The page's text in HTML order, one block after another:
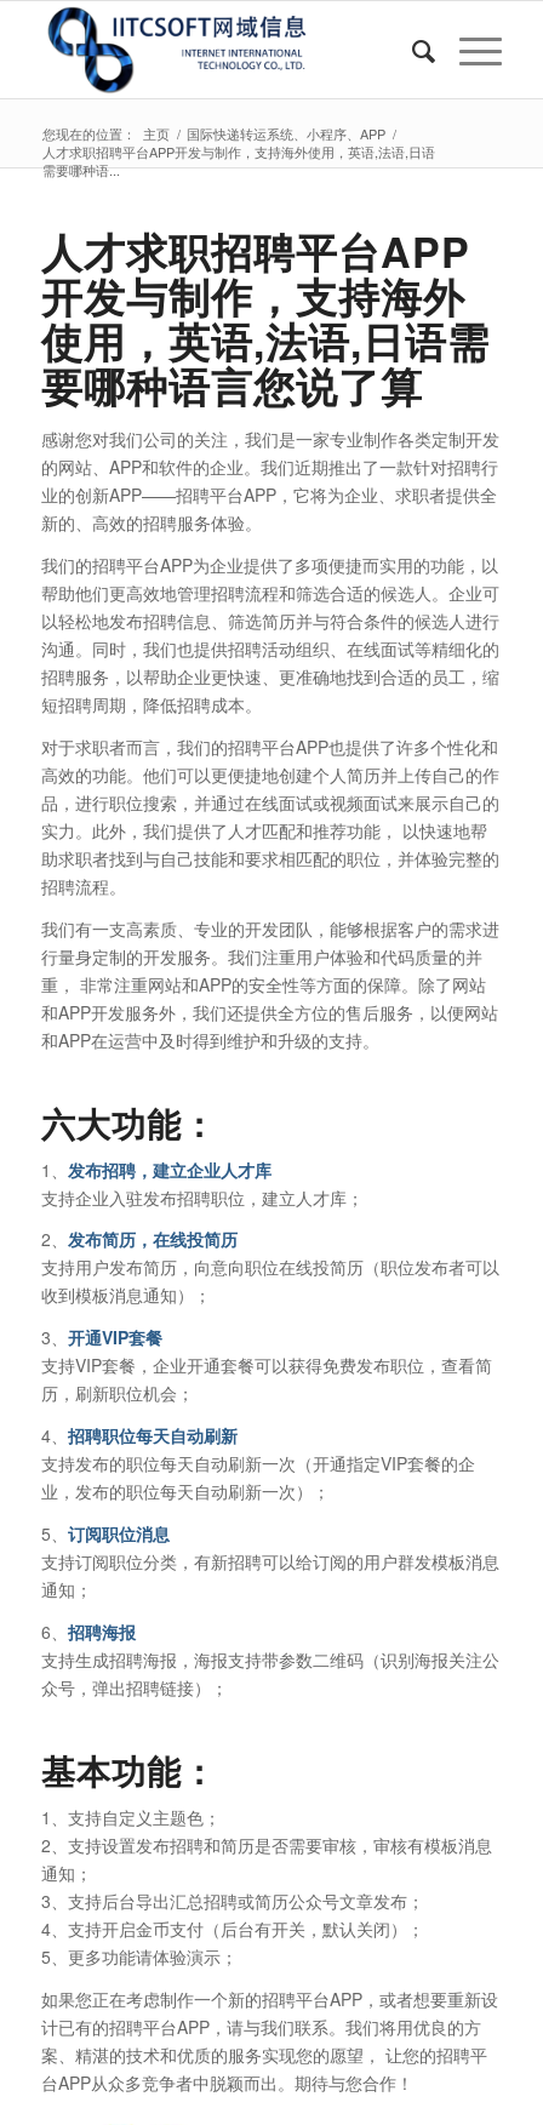
您现在的位置： 主页 / 国际快递转运系统、小程序、APP /
人才求职招聘平台APP开发与制作，支持海外使用，英语,法语,日语
需要哪种语...
人才求职招聘平台APP
开发与制作，支持海外
使用，英语,法语,日语需
要哪种语言您说了算
感谢您对我们公司的关注，我们是一家专业制作各类定制开发
的网站、APP和软件的企业。我们近期推出了一款针对招聘行
业的创新APP——招聘平台APP，它将为企业、求职者提供全
新的、高效的招聘服务体验。
我们的招聘平台APP为企业提供了多项便捷而实用的功能，以
帮助他们更高效地管理招聘流程和筛选合适的候选人。企业可
以轻松地发布招聘信息、筛选简历并与符合条件的候选人进行
沟通。同时，我们也提供招聘活动组织、在线面试等精细化的
招聘服务，以帮助企业更快速、更准确地找到合适的员工，缩
短招聘周期，降低招聘成本。
对于求职者而言，我们的招聘平台APP也提供了许多个性化和
高效的功能。他们可以更便捷地创建个人简历并上传自己的作
品，进行职位搜索，并通过在线面试或视频面试来展示自己的
实力。此外，我们提供了人才匹配和推荐功能， 以快速地帮
助求职者找到与自己技能和要求相匹配的职位，并体验完整的
招聘流程。
我们有一支高素质、专业的开发团队，能够根据客户的需求进
行量身定制的开发服务。我们注重用户体验和代码质量的并
重， 非常注重网站和APP的安全性等方面的保障。除了网站
和APP开发服务外，我们还提供全方位的售后服务，以便网站
和APP在运营中及时得到维护和升级的支持。
六大功能：
1、 发布招聘，建立企业人才库
支持企业入驻发布招聘职位，建立人才库；
2、 发布简历，在线投简历
支持用户发布简历，向意向职位在线投简历（职位发布者可以
收到模板消息通知）；
3、 开通VIP套餐
支持VIP套餐，企业开通套餐可以获得免费发布职位，查看简
历，刷新职位机会；
4、 招聘职位每天自动刷新
支持发布的职位每天自动刷新一次（开通指定VIP套餐的企
业，发布的职位每天自动刷新一次）；
5、 订阅职位消息
支持订阅职位分类，有新招聘可以给订阅的用户群发模板消息
通知；
6、 招聘海报
支持生成招聘海报，海报支持带参数二维码（识别海报关注公
众号，弹出招聘链接）；
基本功能：
1、支持自定义主题色；
2、支持设置发布招聘和简历是否需要审核，审核有模板消息
通知；
3、支持后台导出汇总招聘或简历公众号文章发布；
4、支持开启金币支付（后台有开关，默认关闭）；
5、更多功能请体验演示；
如果您正在考虑制作一个新的招聘平台APP，或者想要重新设
计已有的招聘平台APP，请与我们联系。我们将用优良的方
案、精湛的技术和优质的服务实现您的愿望， 让您的招聘平
台APP从众多竞争者中脱颖而出。期待与您合作！